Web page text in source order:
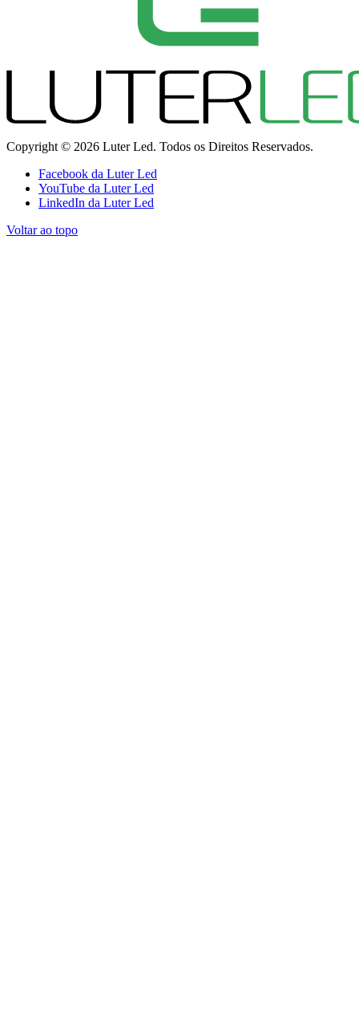
Copyright © 2026 Luter Led. Todos os Direitos Reservados.
Facebook da Luter Led
YouTube da Luter Led
LinkedIn da Luter Led
Voltar ao topo